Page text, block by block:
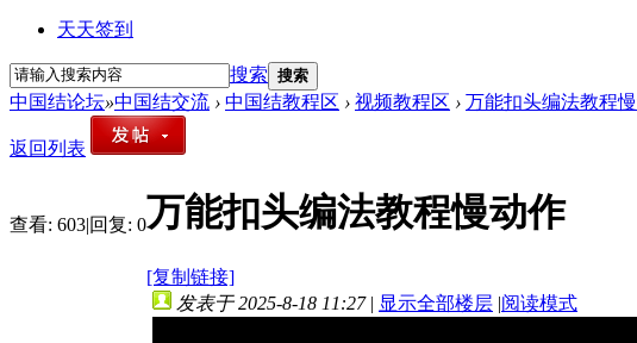
天天签到
搜索 搜索
中国结论坛»中国结交流 › 中国结教程区 › 视频教程区 › 万能扣头编法教程
返回列表
查看: 603|回复: 0万能扣头编法教程慢动作
[复制链接]
发表于 2025-8-18 11:27 | 显示全部楼层 |阅读模式